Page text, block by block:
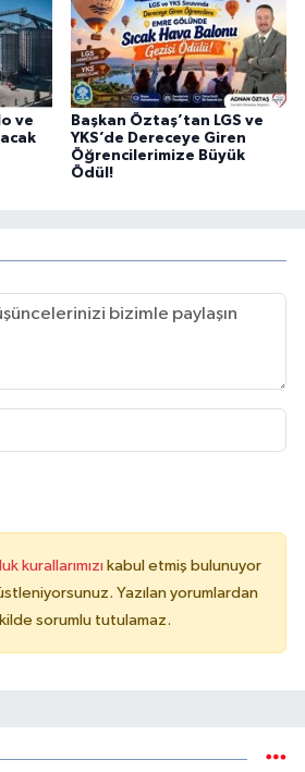
ve
Başkan Öztaş’tan LGS ve
YKS’de Dereceye Giren
Öğrencilerimize Büyük
Ödül!
kurallarımızı kabul etmiş bulunuyor
Yazılan yorumlardan
sorumlu tutulamaz.